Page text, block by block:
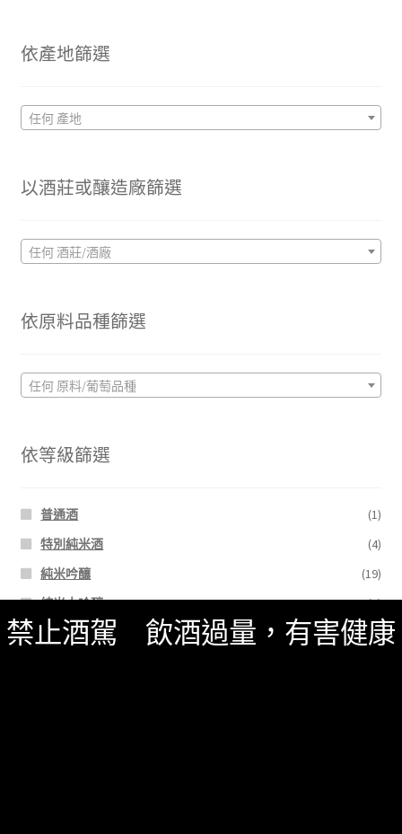
依產地篩選
任何 產地
以酒莊或釀造廠篩選
任何 酒莊/酒廠
依原料品種篩選
任何 原料/葡萄品種
依等級篩選
普通酒
(1)
特別純米酒
(4)
純米吟釀
(19)
純米大吟釀
(5)
純米酒
(8)
禁止酒駕 飲酒過量，有害健康